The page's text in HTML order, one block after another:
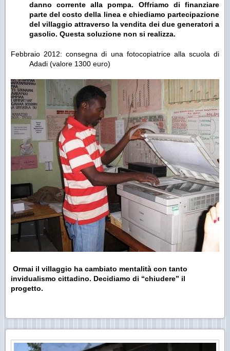
danno corrente alla pompa. Offriamo di finanziare
parte del costo della linea e chiediamo partecipazione
del villaggio attraverso la vendita dei due generatori a
gasolio. Questa soluzione non si realizza.
Febbraio 2012: consegna di una fotocopiatrice alla scuola di
Adadi (valore 1300 euro)
Ormai il villaggio ha cambiato mentalità con tanto
invidualismo cittadino. Decidiamo di “chiudere” il
progetto.